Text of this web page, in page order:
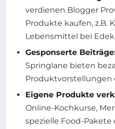
verdienen Blogger
Produkte kaufen, z.B.
Lebensmittel bei
Gesponserte
Springlane bieten
Produktvorstellungen
Eigene Produkte
Online-Kochkurse,
spezielle Food-Pakete